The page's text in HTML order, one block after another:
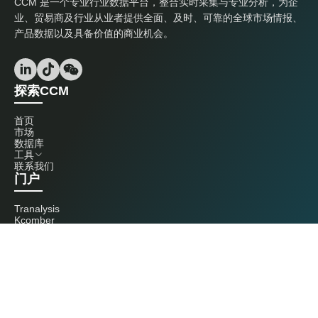
业、贸易商及行业从业者提供全面、及时、可靠的全球市场情报、
产品数据以及具备价值的商业机会。
探索CCM
首页
市场
数据库
工具
联系我们
门户
Tranalysis
Kcomber